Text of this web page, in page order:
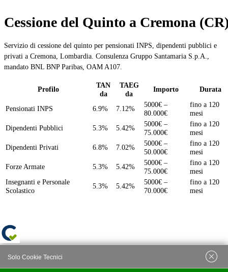
Cessione del Quinto a Cremona
Servizio di cessione del quinto per pensionati INPS, dipendenti pubblici e
privati a Cremona, Lombardia. Consulenza Gruppo Santamaria S.p.A.,
mandato BNL BNP Paribas, OAM A107.
Profilo
TAN
da
TAEG
da
Importo Durata
Pensionati INPS 6.9% 7.12%
5000€ –
80.000€
fino a 120
mesi
Dipendenti Pubblici
5.3% 5.42%
5000€ –
75.000€
fino a 120
mesi
Dipendenti Privati
6.8% 7.02%
5000€ –
50.000€
fino a 120
mesi
Forze Armate
5.3% 5.42%
5000€ –
75.000€
fino a 120
mesi
Insegnanti e Personale
Scolastico
5.3% 5.42%
5000€ –
70.000€
fino a 120
mesi
Solo Cookie Tecnici